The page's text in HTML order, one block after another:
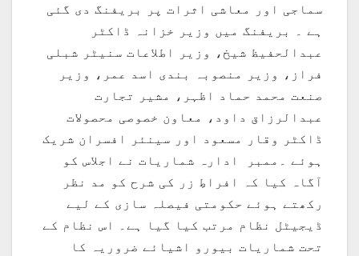
سماجی اور معاشی اثرات پر بریفنگ دی گئی
ہے ۔ بریفنگ میں وزیر خزانہ ڈاکٹر
عبدالحفیظ شیخ، وزیر اطلاعات سنیٹر شبلی
فراز، وزیر منصوبہ بندی اسد عمر، وزیر
صنعت محمد حماد اظہر، مشیر تجارت
عبدالرزاق داود، معاون خصوصی محصولات
ڈاکٹر وقار مسعود اور سینئر افسران شریک
ہوئے ۔ممبر ادارہ شماریات نے اجلاس کو
آگاہ کیا کہ افراطِ زر کی شرح کو مد نظر
رکھتے ہوئے حکومتی فیصلہ سازی کے لیے
ڈیجیٹل نظام مرتب کیا گیا ہے۔ اس نظام کے
تحت شماریات بیورو اشیائے ضروریہ کا